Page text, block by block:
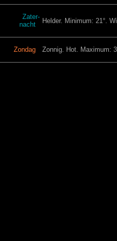
Zater-
nacht
Helder. Minimum: 21°.
Zondag Zonnig. Hot. Maximum: